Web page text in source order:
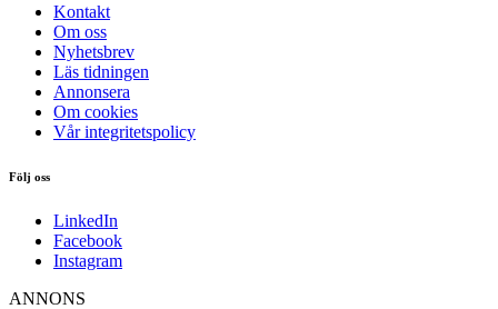
Kontakt
Om oss
Nyhetsbrev
Läs tidningen
Annonsera
Om cookies
Vår integritetspolicy
Följ oss
LinkedIn
Facebook
Instagram
ANNONS